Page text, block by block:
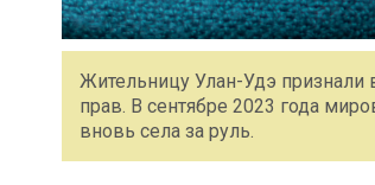
Жительницу Улан-Удэ признали
прав. В сентябре 2023 года
вновь села за руль.